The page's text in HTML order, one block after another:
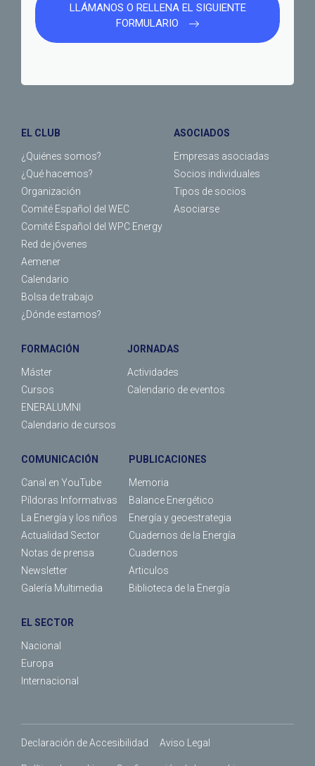
LLÁMANOS O RELLENA EL SIGUIENTE
FORMULARIO
EL CLUB
¿Quiénes somos?
¿Qué hacemos?
Organización
Comité Español del WEC
Comité Español del WPC Energy
Red de jóvenes
Aemener
Calendario
Bolsa de trabajo
¿Dónde estamos?
ASOCIADOS
Empresas asociadas
Socios individuales
Tipos de socios
Asociarse
FORMACIÓN
Máster
Cursos
ENERALUMNI
Calendario de cursos
JORNADAS
Actividades
Calendario de eventos
COMUNICACIÓN
Canal en YouTube
Píldoras Informativas
La Energía y los niños
Actualidad Sector
Notas de prensa
Newsletter
Galería Multimedia
PUBLICACIONES
Memoria
Balance Energético
Energía y geoestrategia
Cuadernos de la Energía
Cuadernos
Articulos
Biblioteca de la Energía
EL SECTOR
Nacional
Europa
Internacional
Declaración de Accesibilidad Aviso Legal